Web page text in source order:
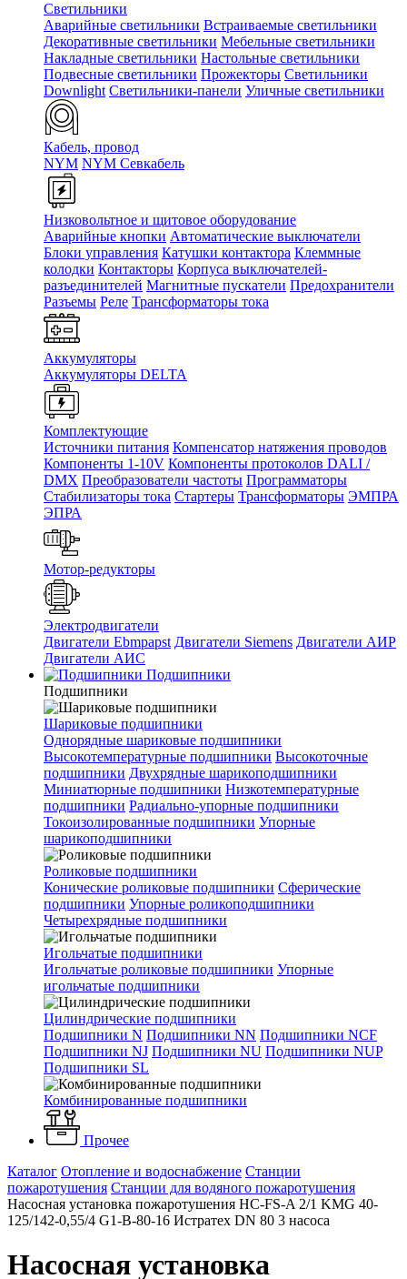
Светильники
Аварийные светильники Встраиваемые светильники
Декоративные светильники Мебельные светильники
Накладные светильники Настольные светильники
Подвесные светильники Прожекторы Светильники
Downlight Светильники-панели Уличные светильники
Кабель, провод
NYM NYM Севкабель
Низковольтное и щитовое оборудование
Аварийные кнопки Автоматические выключатели
Блоки управления Катушки контактора Клеммные
колодки Контакторы Корпуса выключателей-
разъединителей Магнитные пускатели Предохранители
Разъемы Реле Трансформаторы тока
Аккумуляторы
Аккумуляторы DELTA
Комплектующие
Источники питания Компенсатор натяжения проводов
Компоненты 1-10V Компоненты протоколов DALI /
DMX Преобразователи частоты Программаторы
Стабилизаторы тока Стартеры Трансформаторы ЭМПРА
ЭПРА
Мотор-редукторы
Электродвигатели
Двигатели Ebmpapst Двигатели Siemens Двигатели АИР
Двигатели АИС
Подшипники
Подшипники
Шариковые подшипники
Однорядные шариковые подшипники
Высокотемпературные подшипники Высокоточные
подшипники Двухрядные шарикоподшипники
Миниатюрные подшипники Низкотемпературные
подшипники Радиально-упорные подшипники
Токоизолированные подшипники Упорные
шарикоподшипники
Роликовые подшипники
Конические роликовые подшипники Сферические
подшипники Упорные роликоподшипники
Четырехрядные подшипники
Игольчатые подшипники
Игольчатые роликовые подшипники Упорные
игольчатые подшипники
Цилиндрические подшипники
Подшипники N Подшипники NN Подшипники NCF
Подшипники NJ Подшипники NU Подшипники NUP
Подшипники SL
Комбинированные подшипники
Прочее
Каталог Отопление и водоснабжение Станции
пожаротушения Станции для водяного пожаротушения
Насосная установка пожаротушения HC-FS-A 2/1 KMG 40-
125/142-0,55/4 G1-B-80-16 Истратех DN 80 3 насоса
Насосная установка